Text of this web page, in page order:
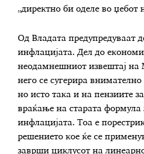
„директно би оделе во џебот
Од Владата предупредуваат
инфлацијата. Дел до
неодамнешниот извештај
него се сугерира
но исто така и на пензиите
враќање на старата
инфлацијата. Тоа е
решението кое ќе се
заврши циклусот на